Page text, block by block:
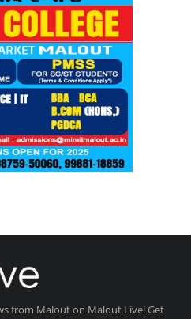
from Malout on Malout Live! Get